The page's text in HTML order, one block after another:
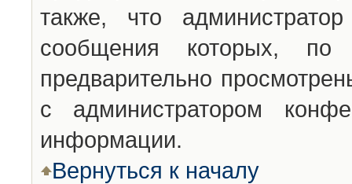
также, что
сообщения которых,
предварительно
с администратором
информации.
Вернуться к началу